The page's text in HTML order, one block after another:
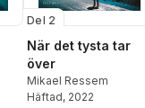
antal röster:
Del 2
När det tysta tar
över
Mikael Ressem
Häftad, 2022